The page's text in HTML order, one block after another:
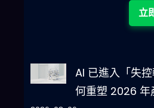
立
AI 已進入「失
何重塑 2026 年